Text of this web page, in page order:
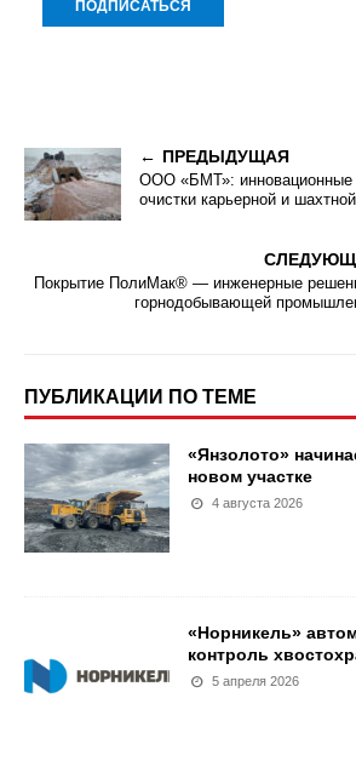
ПРЕДЫДУЩАЯ
ООО «БМТ»: инновационные
очистки карьерной и
Покрытие ПолиМак® — инженерные
горнодобывающей
ПУБЛИКАЦИИ ПО ТЕМЕ
«Янзолото»
новом участке
4 августа 2026
«Норникель»
контроль
5 апреля 2026